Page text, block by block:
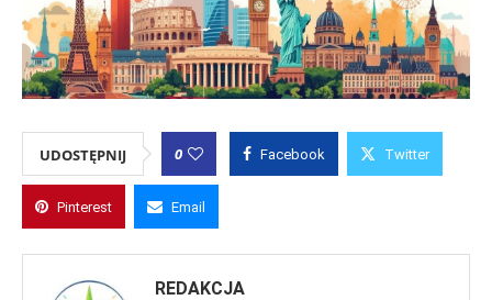
UDOSTĘPNIJ 0 Facebook Twitter
Pinterest Email
REDAKCJA